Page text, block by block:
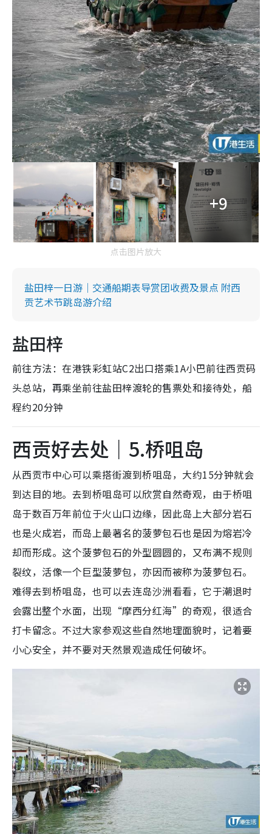
+9
点击图片放大
盐田梓一日游｜交通船期表导赏团收费及景点 附西
贡艺术节跳岛游介绍
盐田梓
前往方法：在港铁彩虹站C2出口搭乘1A小巴前往西贡码
头总站，再乘坐前往盐田梓渡轮的售票处和接待处，船
程约20分钟
西贡好去处｜5.桥咀岛
从西贡市中心可以乘搭街渡到桥咀岛，大约15分钟就会
到达目的地。去到桥咀岛可以欣赏自然奇观，由于桥咀
岛于数百万年前位于火山口边缘，因此岛上大部分岩石
也是火成岩，而岛上最著名的菠萝包石也是因为熔岩冷
却而形成。这个菠萝包石的外型圆圆的，又布满不规则
裂纹，活像一个巨型菠萝包，亦因而被称为菠萝包石。
难得去到桥咀岛，也可以去连岛沙洲看看，它于潮退时
会露出整个水面，出现“摩西分红海”的奇观，很适合
打卡留念。不过大家参观这些自然地理面貌时，记着要
小心安全，并不要对天然景观造成任何破坏。